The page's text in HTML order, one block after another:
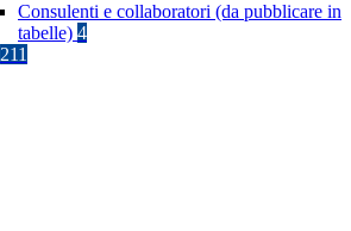
Consulenti e collaboratori (da pubblicare in
tabelle) 4
211